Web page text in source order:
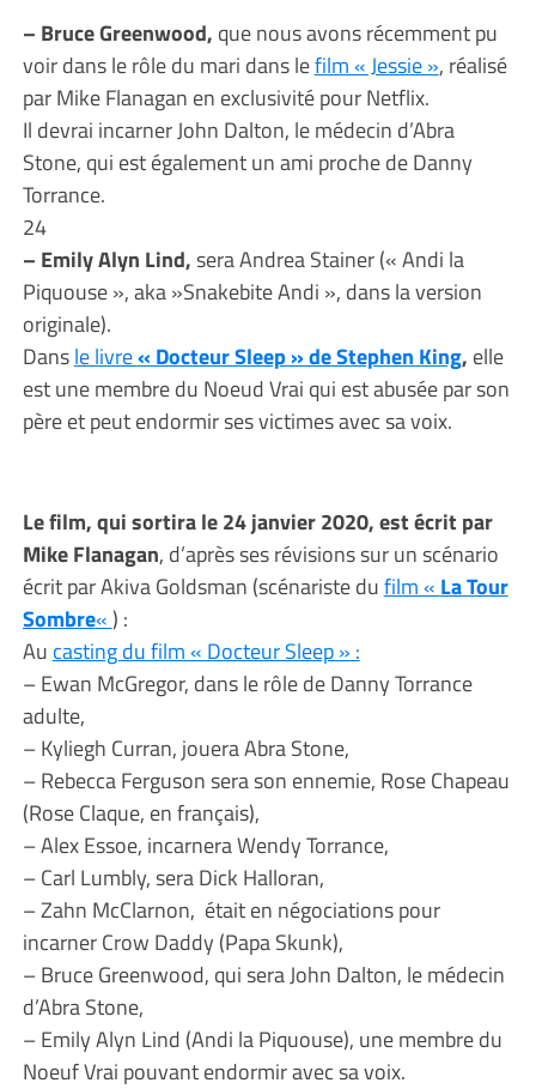
– Bruce Greenwood, que nous avons récemment pu
voir dans le rôle du mari dans lefilm « Jessie », réalisé
par Mike Flanagan en exclusivité pour Netflix.
Il devrai incarner John Dalton, le médecin d’Abra
Stone, qui est également un ami proche de Danny
Torrance.
24
– Emily Alyn Lind,sera Andrea Stainer (« Andi la
Piquouse », aka »Snakebite Andi », dans la version
originale).
Dansle livre« Docteur Sleep » de Stephen King, elle
est une membre du Noeud Vrai qui est abusée par son
père et peut endormir ses victimes avec sa voix.
Le film, qui sortira le 24 janvier 2020, est écrit par
Mike Flanagan, d’après ses révisions sur un scénario
écrit par Akiva Goldsman (scénariste dufilm « La Tour
Sombre« ) :
Au casting du film « Docteur Sleep » :
– Ewan McGregor, dans le rôle de Danny Torrance
adulte,
– Kyliegh Curran, jouera Abra Stone,
– Rebecca Ferguson sera son ennemie, Rose Chapeau
(Rose Claque, en français),
– Alex Essoe, incarnera Wendy Torrance,
– Carl Lumbly, sera Dick Halloran,
– Zahn McClarnon, était en négociations pour
incarner Crow Daddy (Papa Skunk),
– Bruce Greenwood, qui sera John Dalton, le médecin
d’Abra Stone,
– Emily Alyn Lind (Andi la Piquouse), une membre du
Noeuf Vrai pouvant endormir avec sa voix.